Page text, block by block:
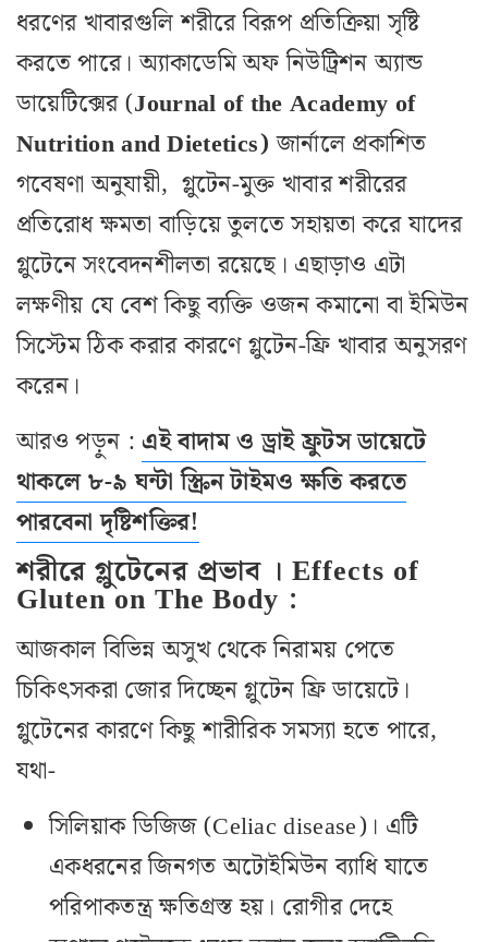
ধরণের খাবারগুলি শরীরে বিরূপ প্রতিক্রিয়া সৃষ্টি
করতে পারে। অ্যাকাডেমি অফ নিউট্রিশন অ্যান্ড
ডায়েটিক্সের (Journal of the Academy of
Nutrition and Dietetics) জার্নালে প্রকাশিত
গবেষণা অনুযায়ী, গ্লুটেন-মুক্ত খাবার শরীরের
প্রতিরোধ ক্ষমতা বাড়িয়ে তুলতে সহায়তা করে যাদের
গ্লুটেনে সংবেদনশীলতা রয়েছে। এছাড়াও এটা
লক্ষণীয় যে বেশ কিছু ব্যক্তি ওজন কমানো বা ইমিউন
সিস্টেম ঠিক করার কারণে গ্লুটেন-ফ্রি খাবার অনুসরণ
করেন।
আরও পড়ুন :এই বাদাম ও ড্ৰাই ফ্রুটস ডায়েটে
থাকলে ৮-৯ ঘন্টা স্ক্রিন টাইমও ক্ষতি করতে
পারবেনা দৃষ্টিশক্তির!
শরীরে গ্লুটেনের প্রভাব । Effects of
Gluten on The Body :
আজকাল বিভিন্ন অসুখ থেকে নিরাময় পেতে
চিকিৎসকরা জোর দিচ্ছেন গ্লুটেন ফ্রি ডায়েটে।
গ্লুটেনের কারণে কিছু শারীরিক সমস্যা হতে পারে,
যথা-
সিলিয়াক ডিজিজ (Celiac disease)। এটি
একধরনের জিনগত অটোইমিউন ব‌্যাধি যাতে
পরিপাকতন্ত্র ক্ষতিগ্রস্ত হয়। রোগীর দেহে